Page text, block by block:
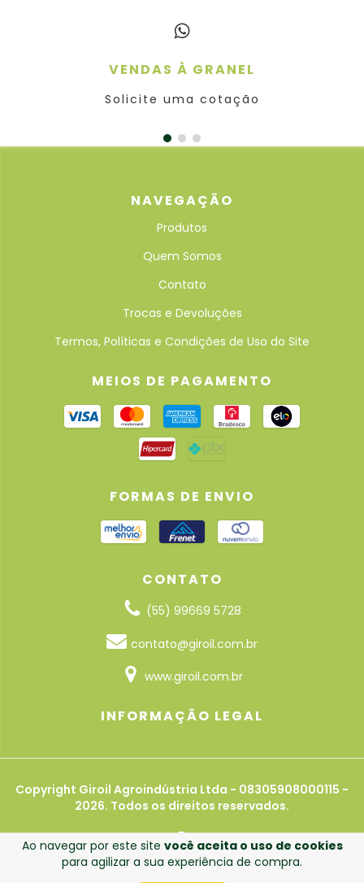
Ao navegar por este site você aceita o uso de cookies
para agilizar a sua experiência de compra.
VENDAS À GRANEL
Solicite uma cotação
NAVEGAÇÃO
Produtos
Quem Somos
Contato
Trocas e Devoluções
Termos, Políticas e Condições de Uso do Site
MEIOS DE PAGAMENTO
FORMAS DE ENVIO
CONTATO
(55) 99669 5728
contato@giroil.com.br
www.giroil.com.br
INFORMAÇÃO LEGAL
Copyright Giroil Agroindústria Ltda - 08305908000115 -
2026. Todos os direitos reservados.